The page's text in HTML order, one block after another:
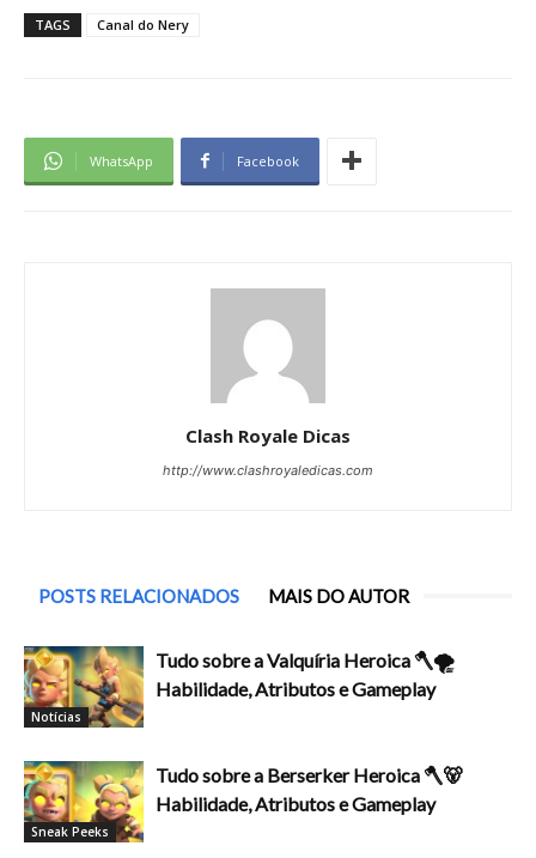
TAGS Canal do Nery
WhatsApp Facebook
Clash Royale Dicas
http://www.clashroyaledicas.com
POSTS RELACIONADOS MAIS DO AUTOR
Notícias
Tudo sobre a Valquíria Heroica 🪓🌪️
Habilidade, Atributos e Gameplay
Sneak Peeks
Tudo sobre a Berserker Heroica 🪓🐻
Habilidade, Atributos e Gameplay